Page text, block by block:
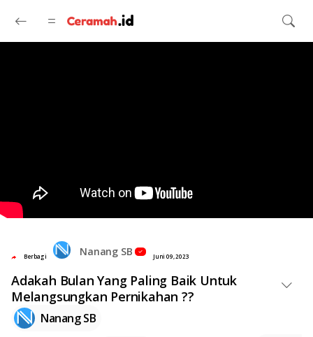
Langsung ke konten utama
Berbagi Nanang SB Juni 09, 2023
Adakah Bulan Yang Paling Baik Untuk
Melangsungkan Pernikahan ??
Nanang SB